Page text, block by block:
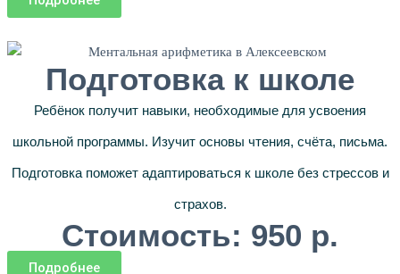
Подготовка к школе
Ребёнок получит навыки, необходимые для усвоения
школьной программы. Изучит основы чтения, счёта, письма.
Подготовка поможет адаптироваться к школе без стрессов и
страхов.
Стоимость: 950 р.
Подробнее